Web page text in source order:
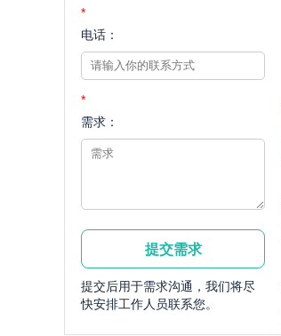
*
电话：
*
需求：
提交后用于需求沟通，我们将尽
快安排工作人员联系您。